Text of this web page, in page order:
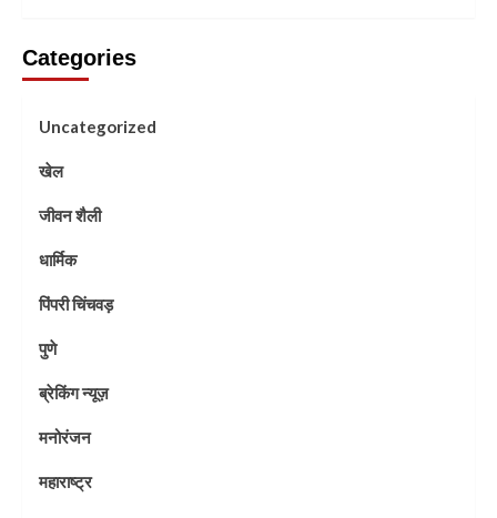
Categories
Uncategorized
खेल
जीवन शैली
धार्मिक
पिंपरी चिंचवड़
पुणे
ब्रेकिंग न्यूज़
मनोरंजन
महाराष्ट्र